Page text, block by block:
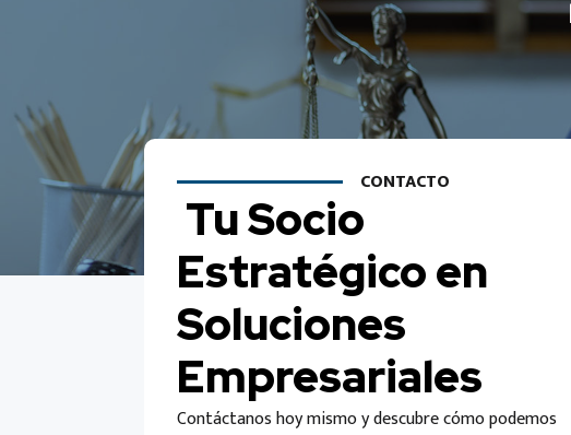
CONTACTO
Tu Socio
Estratégico en
Soluciones
Empresariales
Contáctanos hoy mismo y descubre cómo podemos